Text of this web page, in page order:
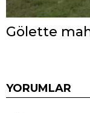
Gölette
YORUMLAR